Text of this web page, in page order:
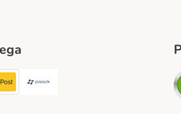
MethodShipping Method
InPost Shipping Method
Paack Shipping Method